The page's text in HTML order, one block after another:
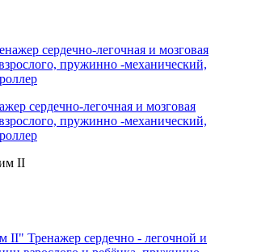
сердечно-легочная и мозговая
пружинно -механический,
II